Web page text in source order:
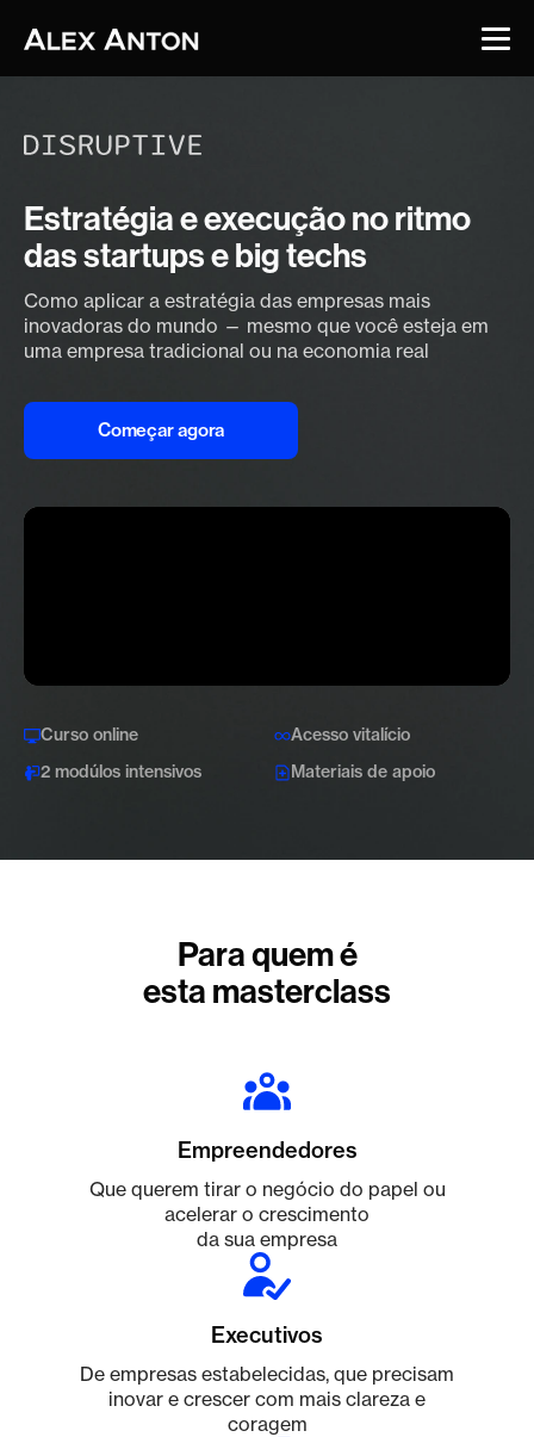
Estratégia e execução noritmo
das startups e big techs
Como aplicar a estratégia das empresas mais
inovadoras do mundo — mesmo que você esteja em
uma empresa tradicional ou na economia real
Começar agora
Curso online
Acesso vitalício
2 modúlos intensivos
Materiais de apoio
Para quem é
esta masterclass
Empreendedores
Que querem tirar o negócio do papel ou
acelerar o crescimento
da sua empresa
Executivos
De empresas estabelecidas, que precisam
inovar e crescer com mais clareza e
coragem